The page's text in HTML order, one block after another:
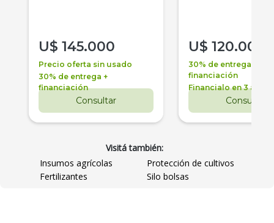
U$ 145.000
Precio oferta sin usado
30% de entrega +
financiación
Consultar
U$ 120.000
30% de entrega +
financiación
Financialo en 3 años
Consultar
Visitá también:
Insumos agrícolas
Protección de cultivos
Fertilizantes
Silo bolsas